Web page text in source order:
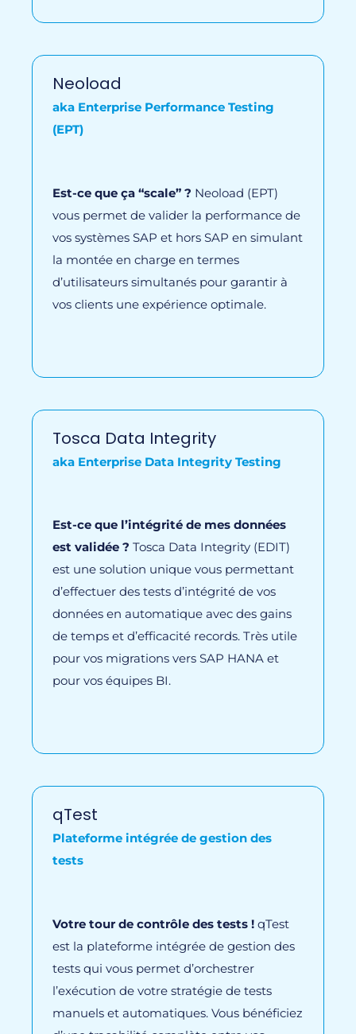
Neoload
aka Enterprise Performance Testing
(EPT)
Est-ce que ça “scale” ? Neoload (EPT)
vous permet de valider la performance de
vos systèmes SAP et hors SAP en simulant
la montée en charge en termes
d’utilisateurs simultanés pour garantir à
vos clients une expérience optimale.
Tosca Data Integrity
aka Enterprise Data Integrity Testing
Est-ce que l’intégrité de mes données
est validée ? Tosca Data Integrity (EDIT)
est une solution unique vous permettant
d’effectuer des tests d’intégrité de vos
données en automatique avec des gains
de temps et d’efficacité records. Très utile
pour vos migrations vers SAP HANA et
pour vos équipes BI.
qTest
Plateforme intégrée de gestion des
tests
Votre tour de contrôle des tests ! qTest
est la plateforme intégrée de gestion des
tests qui vous permet d’orchestrer
l’exécution de votre stratégie de tests
manuels et automatiques. Vous bénéficiez